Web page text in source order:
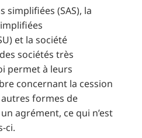
simplifiées (SAS), la
et la société
sociétés très
permet à leurs
concernant la cession
formes de
agrément, ce qui n’est
ci.